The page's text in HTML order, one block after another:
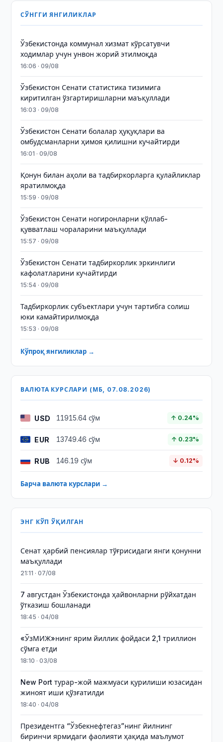
СЎНГГИ ЯНГИЛИКЛАР
Ўзбекистонда коммунал хизмат кўрсатувчи
ходимлар учун унвон жорий этилмоқда
16:06 · 09/08
Ўзбекистон Сенати статистика тизимига
киритилган ўзгартиришларни маъқуллади
16:03 · 09/08
Ўзбекистон Сенати болалар ҳуқуқлари ва
омбудсманларни ҳимоя қилишни кучайтирди
16:01 · 09/08
Қонун билан аҳоли ва тадбиркорларга қулайликлар
яратилмоқда
15:59 · 09/08
Ўзбекистон Сенати ногиронларни қўллаб-
қувватлаш чораларини маъқуллади
15:57 · 09/08
Ўзбекистон Сенати тадбиркорлик эркинлиги
кафолатларини кучайтирди
15:54 · 09/08
Тадбиркорлик субъектлари учун тартибга солиш
юки камайтирилмоқда
15:53 · 09/08
Кўпроқ янгиликлар →
ВАЛЮТА КУРСЛАРИ (МБ, 07.08.2026)
USD 11915.64 сўм ↑ 0.24%
EUR 13749.46 сўм ↑ 0.23%
RUB 146.19 сўм ↓ 0.12%
Барча валюта курслари →
ЭНГ КЎП ЎҚИЛГАН
Сенат ҳарбий пенсиялар тўғрисидаги янги қонунни
маъқуллади
21:11 · 07/08
7 августдан Ўзбекистонда ҳайвонларни рўйхатдан
ўтказиш бошланади
18:45 · 04/08
«ЎзМИЖ»нинг ярим йиллик фойдаси 2,1 триллион
сўмга етди
18:10 · 03/08
New Port турар-жой мажмуаси қурилиши юзасидан
жиноят иши қўзғатилди
18:40 · 04/08
Президентга “Ўзбекнефтегаз”нинг йилнинг
биринчи ярмидаги фаолияти ҳақида маълумот